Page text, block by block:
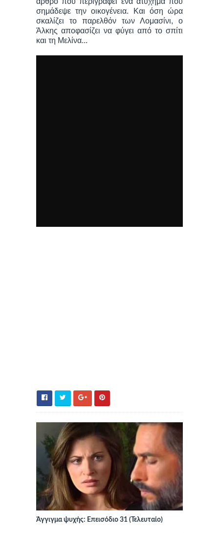
σημάδεψε την οικογένεια. Και όση ώρα
σκαλίζει το παρελθόν των Λομασίνι, ο
Άλκης αποφασίζει να φύγει από το σπίτι
και τη Μελίνα...
Άγγιγμα ψυχής: Επεισόδιο 31 (Τελευταίο)